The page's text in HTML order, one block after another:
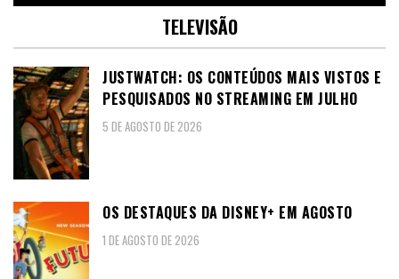
TELEVISÃO
JUSTWATCH: OS CONTEÚDOS MAIS VISTOS E
PESQUISADOS NO STREAMING EM JULHO
5 DE AGOSTO DE 2026
OS DESTAQUES DA DISNEY+ EM AGOSTO
1 DE AGOSTO DE 2026